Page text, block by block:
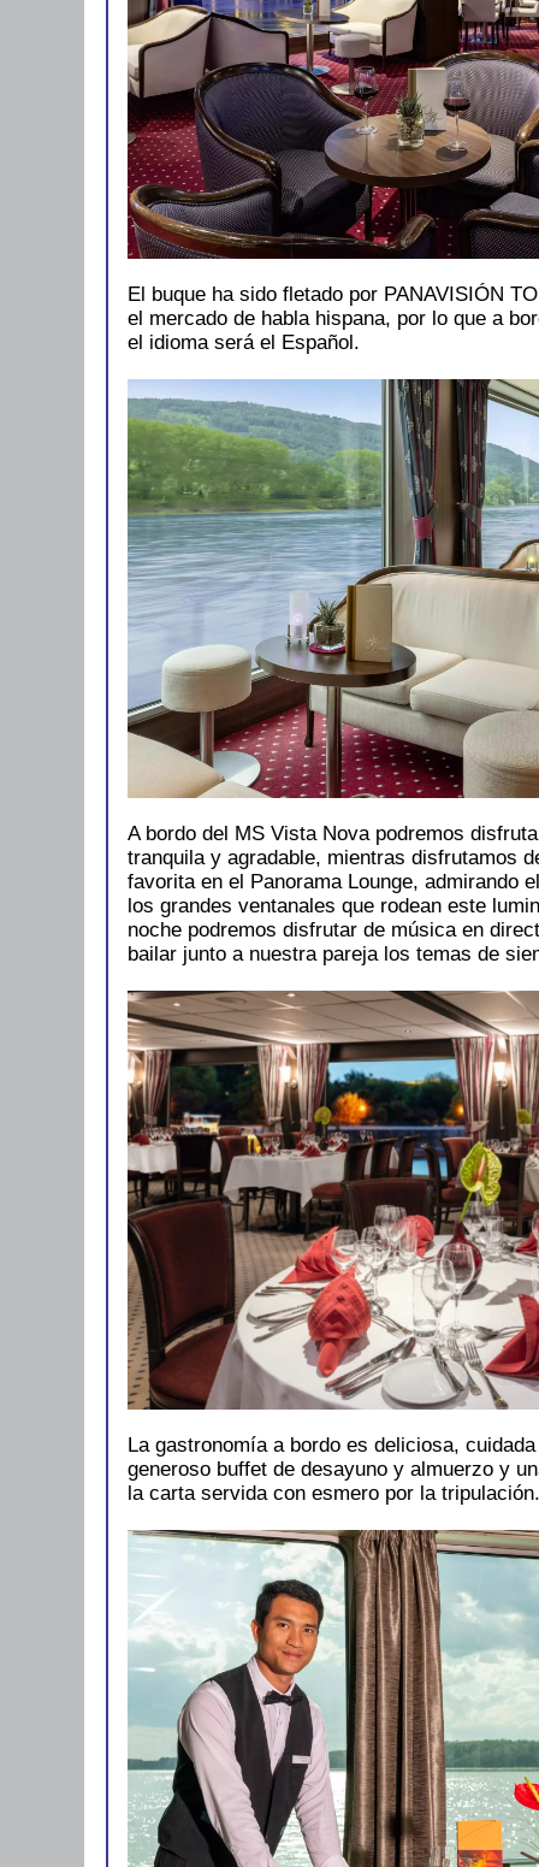
El buque ha sido fletado por PANAVISIÓN
el mercado de habla hispana, por lo que a
el idioma será el Español.
A bordo del MS Vista Nova podremos
tranquila y agradable, mientras disfrutamos
favorita en el Panorama Lounge, admirando
los grandes ventanales que rodean este
noche podremos disfrutar de música en
bailar junto a nuestra pareja los temas de
La gastronomía a bordo es deliciosa,
generoso buffet de desayuno y almuerzo y
la carta servida con esmero por la